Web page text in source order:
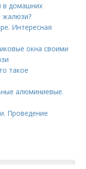
в домашних
жалюзи?
Интересная
окна своими
такое
алюминиевые.
Проведение